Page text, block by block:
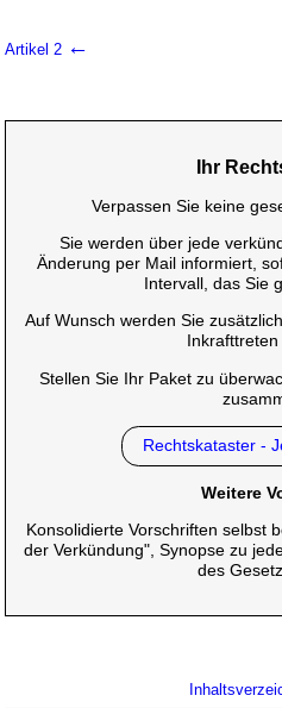
Artikel 2 ←
Ihr
Verpassen Sie keine
Sie werden über jede
Änderung per Mail informiert,
Intervall, das Sie
Auf Wunsch werden Sie
Stellen Sie Ihr Paket zu
Rechtskataster -
Weitere
Konsolidierte Vorschriften selbst
der Verkündung", Synopse zu
des